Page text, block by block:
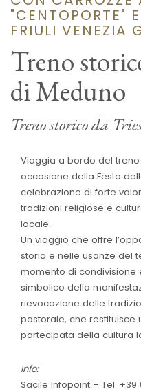
"CENTOPORTE"
FRIULI VENEZIA
Treno
di Meduno
Treno storico da
Viaggia a bordo del
occasione della Festa
celebrazione di forte
tradizioni religiose e
locale.
Un viaggio che offre
storia e nelle usanze del
momento di condivisione
simbolico della
rievocazione delle
pastorale, che restituisce
partecipata della cultura
Info:
Sacile Infopoint – Tel. +39